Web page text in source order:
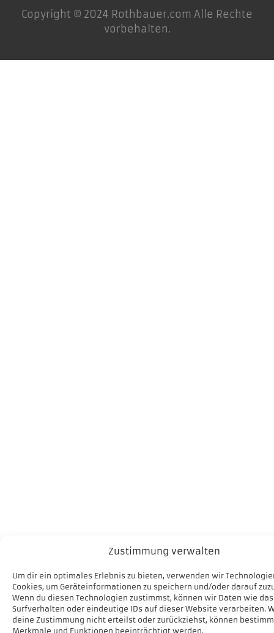
Zustimmung verwalten
Um dir ein optimales Erlebnis zu bieten, verwenden wir
Cookies, um Geräteinformationen zu speichern und/oder darauf
Wenn du diesen Technologien zustimmst, können wir Daten wie das
Surfverhalten oder eindeutige IDs auf dieser Website verarbeiten.
deine Zustimmung nicht erteilst oder zurückziehst, können
Merkmale und Funktionen beeinträchtigt werden.
Copyright © 2024 Rothbauer.com Alle Rechte
vorbehalten.